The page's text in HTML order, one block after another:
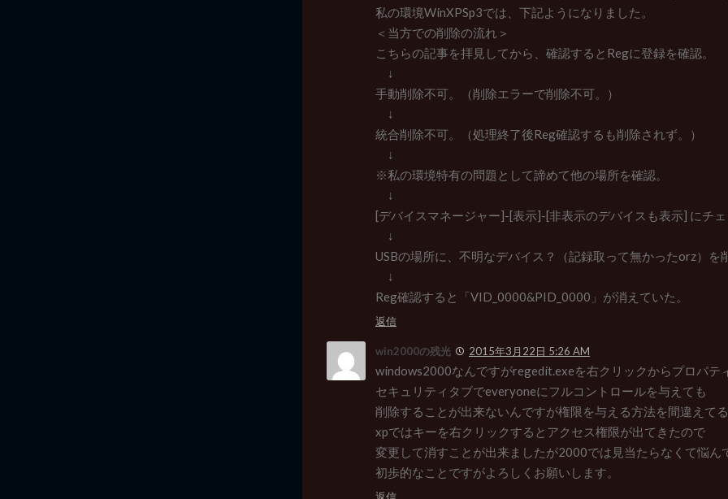
私の環境WinXPSp3では、下記ようになりました。
＜当方での削除の流れ＞
こちらの記事を拝見してから、確認するとRegに登録を確認。
↓
手動削除不可。（削除エラーで削除不可。）
↓
統合削除不可。（処理終了後Reg確認するも削除されず。）
↓
※私の環境特有の問題として諦めて他の場所を確認。
↓
[デバイスマネージャー]-[表示]-[非表示のデバイスも表示] にチ
↓
USBの場所に、不明なデバイス？（記録取って無かったorz）を
↓
Reg確認すると「VID_0000&PID_0000」が消えていた。
返信
win2000の残光 2015年3月22日 5:26 AM
windows2000なんですがregedit.exeを右クリックからプロパテ
セキュリティタブでeveryoneにフルコントロールを与えても
削除することが出来ないんですが権限を与える方法を間違えて
xpではキーを右クリックするとアクセス権限が出てきたので
変更して消すことが出来ましたが2000では見当たらなくて悩ん
初歩的なことですがよろしくお願いします。